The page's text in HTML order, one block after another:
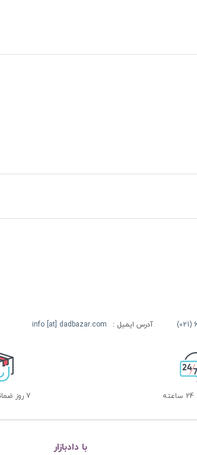
آدرس ایمیل : info [at] dadbazar.com
7 روز ضمانت بازگشت
با دادبازار